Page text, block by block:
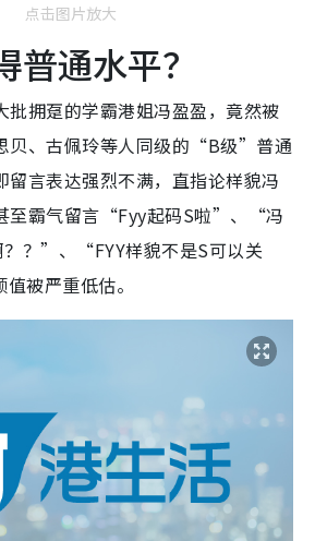
点击图片放大
普通水平？
批拥趸的学霸港姐冯盈盈，竟然被
贝、古佩玲等人同级的“B级”普通
留言表达强烈不满，直指论样貌冯
至霸气留言“Fyy起码S啦”、“冯
？？”、“FYY样貌不是S可以关
被严重低估。